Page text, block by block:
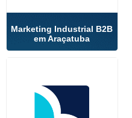
Marketing Industrial B2B
em Araçatuba